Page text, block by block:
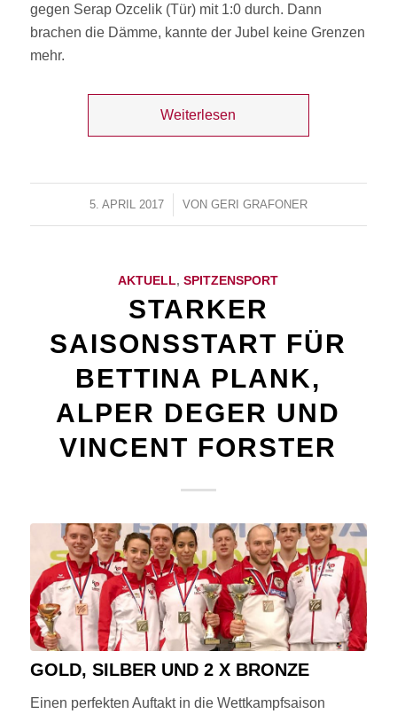
gegen Serap Ozcelik (Tür) mit 1:0 durch. Dann
brachen die Dämme, kannte der Jubel keine Grenzen
mehr.
Weiterlesen
5. APRIL 2017
/ VON GERI GRAFONER
AKTUELL,SPITZENSPORT
STARKER
SAISONSSTART FÜR
BETTINA PLANK,
ALPER DEGER UND
VINCENT FORSTER
GOLD, SILBER UND 2 X BRONZE
Einen perfekten Auftakt in die Wettkampfsaison